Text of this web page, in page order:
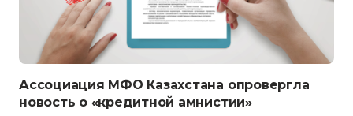
Ассоциация МФО Казахстана опровергла
новость о «кредитной амнистии»